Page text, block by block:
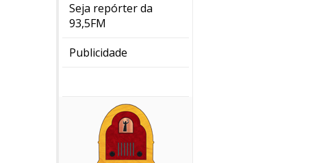
Seja repórter da
93,5FM
Publicidade